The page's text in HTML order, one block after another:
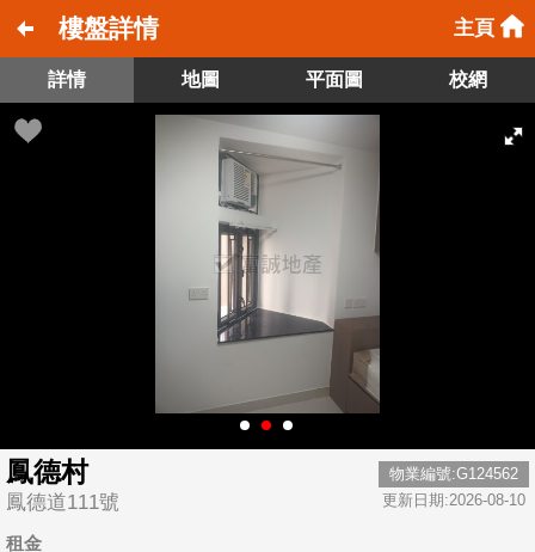
樓盤詳情 主頁
詳情 地圖 平面圖 校網
鳳德村
鳳德道111號
物業編號:G124562
更新日期:2026-08-10
租金